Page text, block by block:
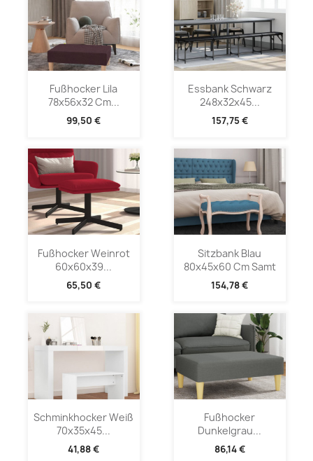
Fußhocker Lila
78x56x32 Cm...
99,50 €
Essbank Schwarz
248x32x45...
157,75 €
Fußhocker Weinrot
60x60x39...
65,50 €
Sitzbank Blau
80x45x60 Cm Samt
154,78 €
Schminkhocker Weiß
70x35x45...
41,88 €
Fußhocker
Dunkelgrau...
86,14 €